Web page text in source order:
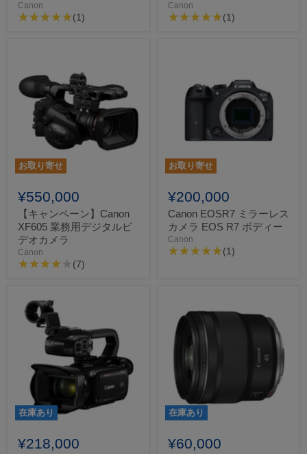
Canon
(1)
Canon
(1)
お取り寄せ
¥550,000
【キャンペーン】Canon
XF605 業務用デジタルビ
デオカメラ
Canon
(7)
お取り寄せ
¥200,000
Canon EOSR7 ミラーレス
カメラ EOS R7 ボディー
Canon
(1)
在庫あり
¥218,000
在庫あり
¥60,000